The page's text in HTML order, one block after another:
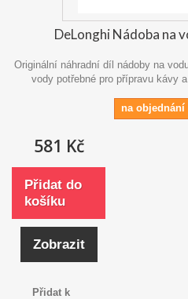
DeLonghi Nádoba na
Originální náhradní díl nádoby na
vody potřebné pro přípravu kávy
na objednání
581 Kč
Přidat do
košíku
Zobrazit
Přidat k